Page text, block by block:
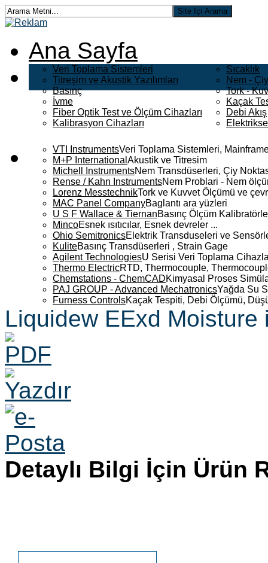
Ana Sayfa
Veri Toplama Sistemleri
Titreşim ve Akustik Yazılımları
Basınç
İvme
Fiber Optik Test ve Ölçüm Cihazları
Kalibrasyon Cihazları
Sıcaklık
Nem -
Tork -
Kaçak
Debi Akış
VTI InstrumentsVeri Toplama Sistemleri,
M+P International Akustik ve Titresim
Michell InstrumentsNem Transdüserleri, Çiy
Rense / Kahn InstrumentsNem Problari - Nem
Lorenz MesstechnikTork ve Kuvvet Ölçümü ve
MAC Panel CompanyBaglantı ara yüzleri
U S F Wallace & TiernanBasınç Ölçüm
MincoEsnek ısıtıcılar, Esnek devreler ...
Ohio SemitronicsElektrik Transduseleri ve
KuliteBasınç Transdüserleri , Strain Gage
Agilent TechnologiesU Serisi Veri Toplama
Thermo ElectricRTD, Thermocouple,
Chemstations - ChemCADKimyasal Proses
PAJ GROUP - Advanced MechatronicsYağda Su
Furness ControlsKaçak Tespiti, Debi Ölçümü,
Liquidew EExd
Detaylı Bilgi İçin Ürün